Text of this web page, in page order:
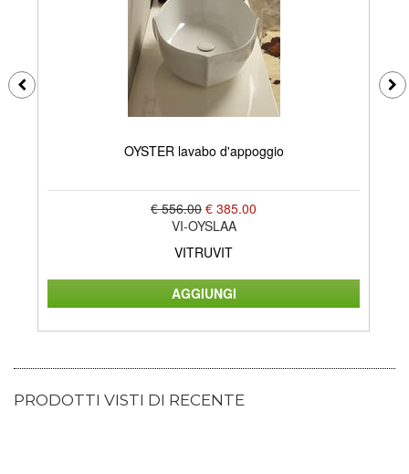
OYSTER lavabo d'appoggio
€ 556.00 € 385.00
VI-OYSLAA
VITRUVIT
PRODOTTI VISTI DI RECENTE